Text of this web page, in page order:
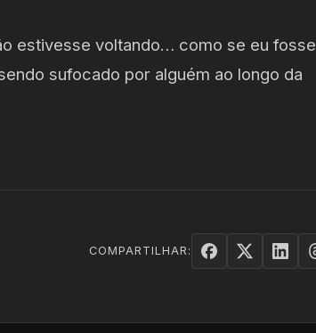
estivesse voltando… como se eu fosse
sufocado por alguém ao longo da
COMPARTILHAR: